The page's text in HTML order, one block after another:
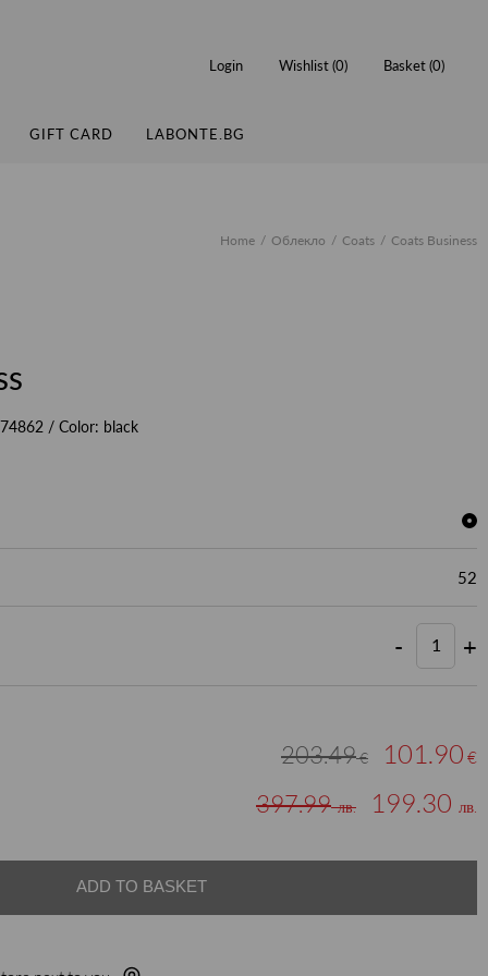
GIFT CARD LABONTE.BG
Login Wishlist (0) Basket (0)
Home Облекло Coats Coats Business
/ Color: black
52
- +
203.49€ 101.90 €
397.99лв. 199.30 лв.
ADD TO BASKET